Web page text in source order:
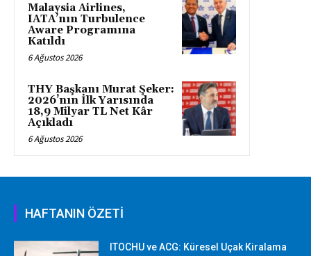
Malaysia Airlines,
IATA’nın Turbulence
Aware Programına
Katıldı
6 Ağustos 2026
THY Başkanı Murat Şeker:
2026’nın İlk Yarısında
18,9 Milyar TL Net Kâr
Açıkladı
6 Ağustos 2026
HAFTANIN ÖZETİ
ITOCHU ve ACG: Küresel Uçak Kiralama